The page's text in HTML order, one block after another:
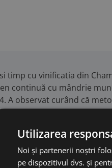
timp cu vinificatia din
continuă cu mândrie
A observat curând că
de vie o răsplătește cu
Viticulture
Utilizarea
Noi și partenerii noștri
pe dispozitivul dvs. și